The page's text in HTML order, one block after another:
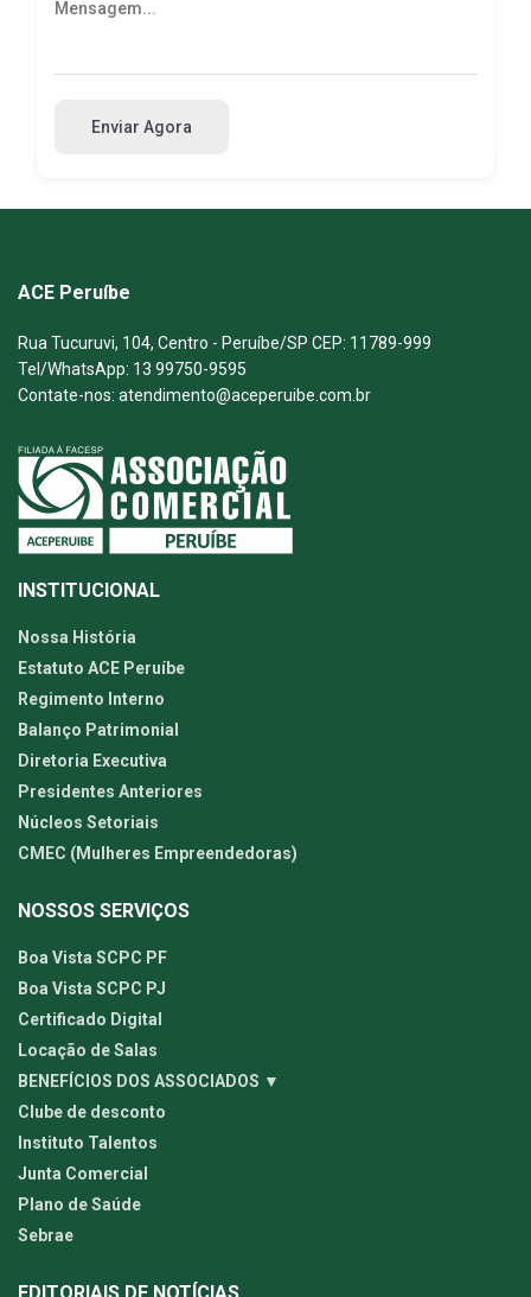
Enviar Agora
ACE Peruíbe
Rua Tucuruvi, 104, Centro - Peruíbe/SP CEP: 11789-999
Tel/WhatsApp: 13 99750-9595
Contate-nos: atendimento@aceperuibe.com.br
INSTITUCIONAL
Nossa História
Estatuto ACE Peruíbe
Regimento Interno
Balanço Patrimonial
Diretoria Executiva
Presidentes Anteriores
Núcleos Setoriais
CMEC (Mulheres Empreendedoras)
NOSSOS SERVIÇOS
Boa Vista SCPC PF
Boa Vista SCPC PJ
Certificado Digital
Locação de Salas
BENEFÍCIOS DOS ASSOCIADOS ▼
Clube de desconto
Instituto Talentos
Junta Comercial
Plano de Saúde
Sebrae